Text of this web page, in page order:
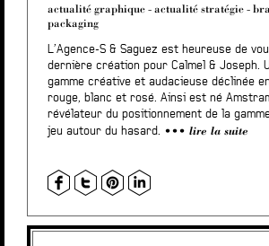
actualité graphique - actualité stratégie -
packaging
L’Agence-S & Saguez est heureuse de
dernière création pour Calmel & Joseph.
gamme créative et audacieuse déclinée
rouge, blanc et rosé. Ainsi est né
révélateur du positionnement de la
jeu autour du hasard.
lire la suite